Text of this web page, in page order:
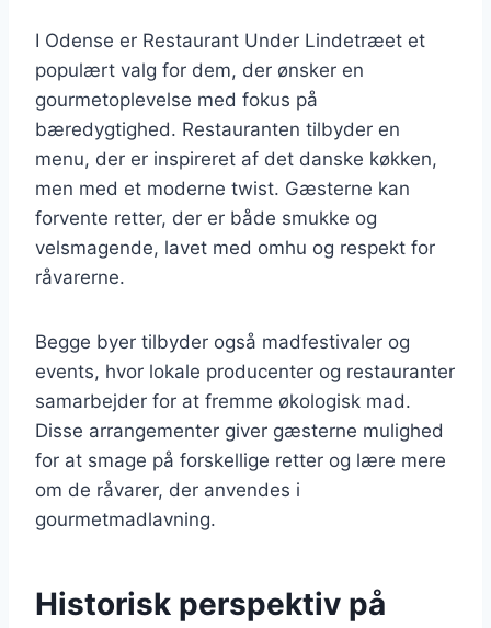
I Odense er Restaurant Under Lindetræet et
populært valg for dem, der ønsker en
gourmetoplevelse med fokus på
bæredygtighed. Restauranten tilbyder en
menu, der er inspireret af det danske køkken,
men med et moderne twist. Gæsterne kan
forvente retter, der er både smukke og
velsmagende, lavet med omhu og respekt for
råvarerne.
Begge byer tilbyder også madfestivaler og
events, hvor lokale producenter og restauranter
samarbejder for at fremme økologisk mad.
Disse arrangementer giver gæsterne mulighed
for at smage på forskellige retter og lære mere
om de råvarer, der anvendes i
gourmetmadlavning.
Historisk perspektiv på